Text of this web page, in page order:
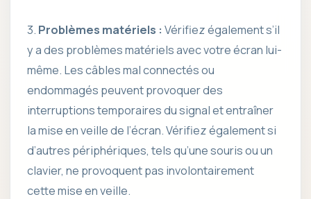
3. Problèmes matériels : Vérifiez également s’il
y a des problèmes matériels avec votre écran lui-
même. Les câbles mal connectés ou
endommagés peuvent provoquer des
interruptions temporaires du signal et entraîner
la mise en veille de l’écran. Vérifiez également si
d’autres périphériques, tels qu’une souris ou un
clavier, ne provoquent pas involontairement
cette mise en veille.